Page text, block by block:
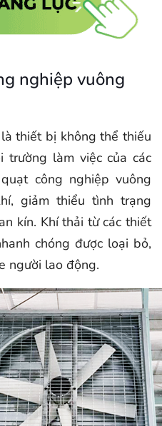
nghiệp vuông
thiết bị không thể thiếu
trường làm việc của các
công nghiệp vuông
giảm thiểu tình trạng
kín. Khí thải từ các thiết
chóng được loại bỏ,
người lao động.